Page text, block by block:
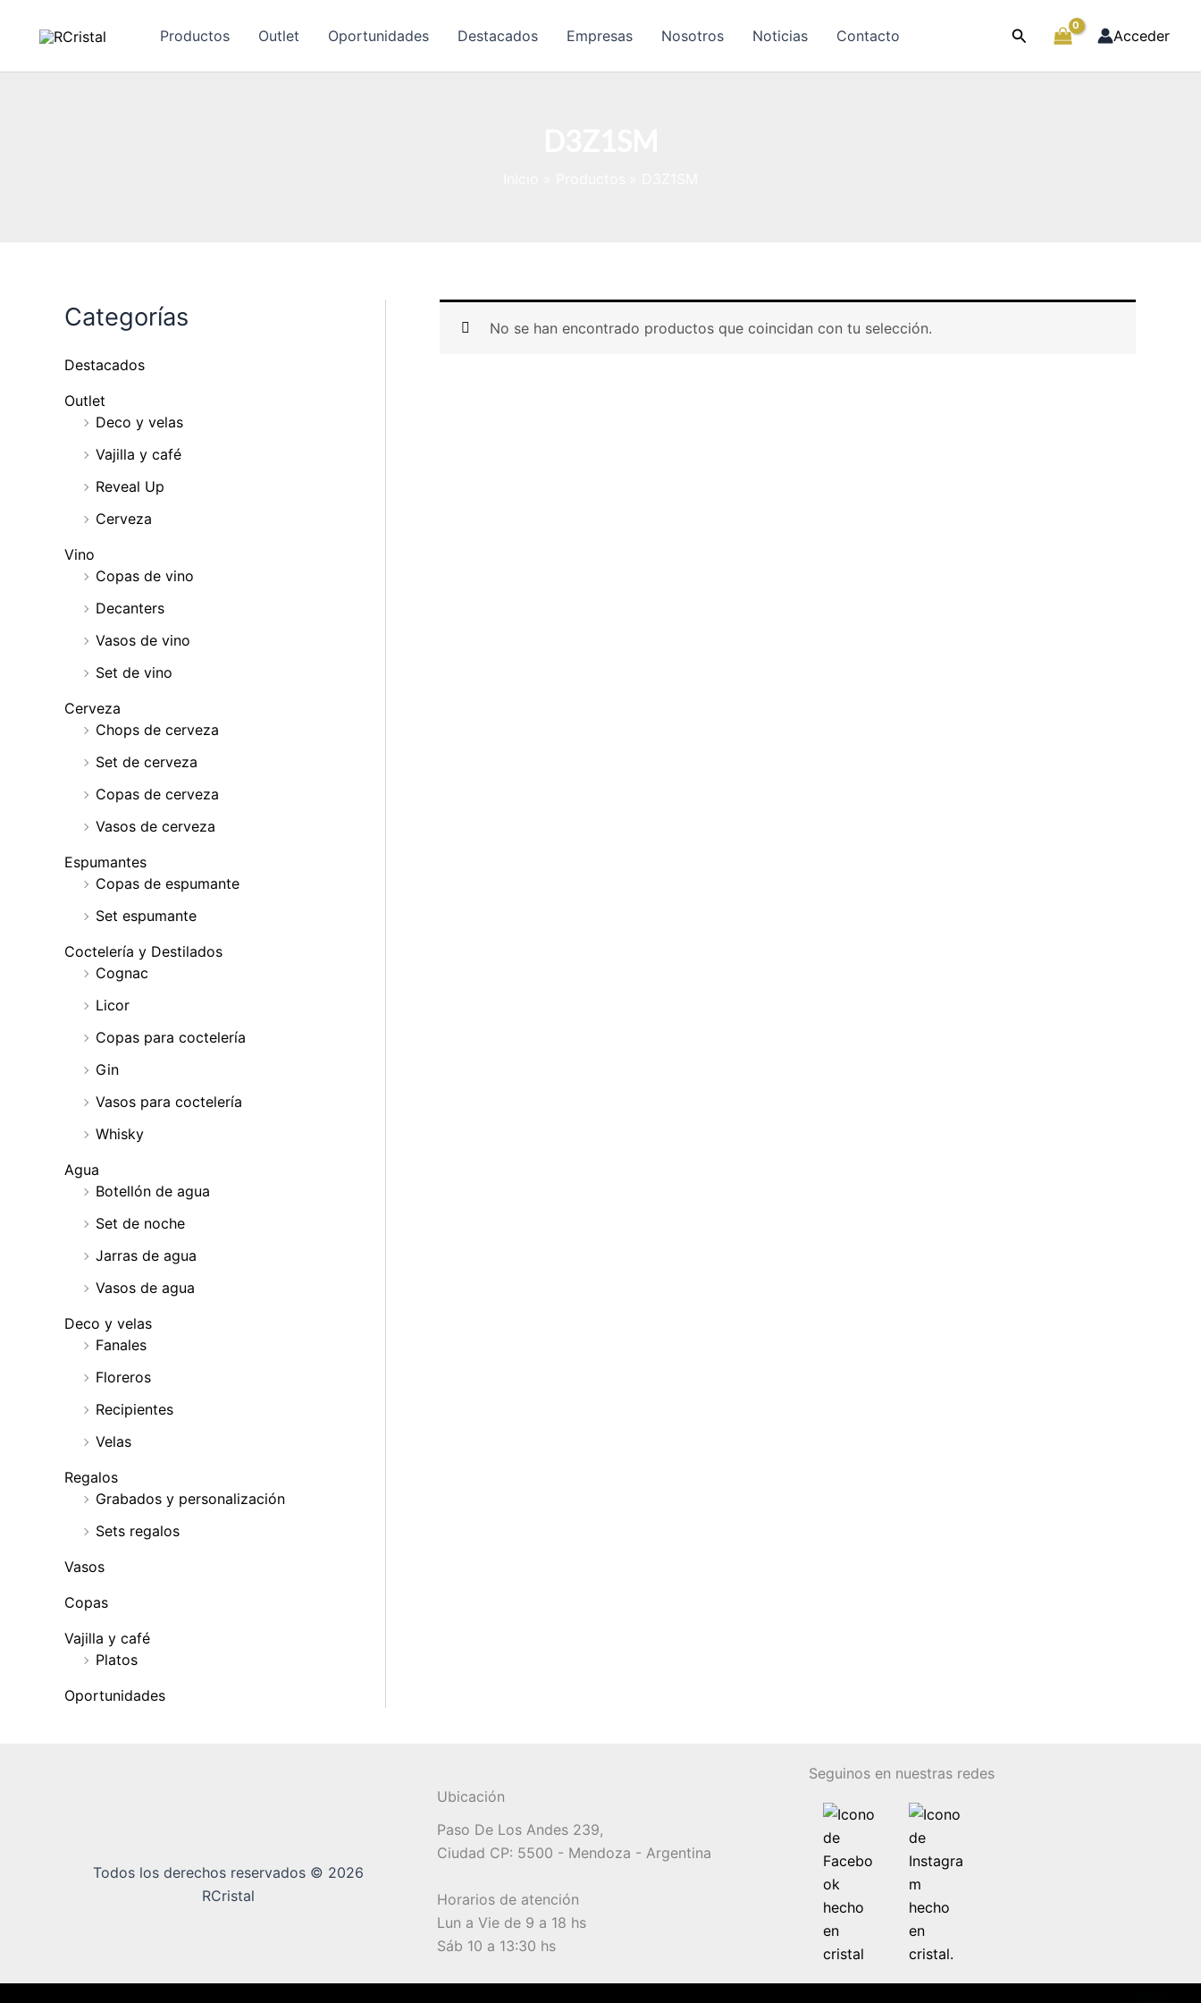
Productos Outlet Oportunidades Destacados Empresas Nosotros Noticias Contacto Buscar Acceder
Categorías
Destacados
Outlet
Deco y velas
Vajilla y café
Reveal Up
Cerveza
Vino
Copas de vino
Decanters
Vasos de vino
Set de vino
Cerveza
Chops de cerveza
Set de cerveza
Copas de cerveza
Vasos de cerveza
Espumantes
Copas de espumante
Set espumante
Coctelería y Destilados
Cognac
Licor
Copas para coctelería
Gin
Vasos para coctelería
Whisky
Agua
Botellón de agua
Set de noche
Jarras de agua
Vasos de agua
Deco y velas
Fanales
Floreros
Recipientes
Velas
Regalos
Grabados y personalización
Sets regalos
Vasos
Copas
Vajilla y café
Platos
Oportunidades
No se han encontrado productos que coincidan con tu selección.
Todos los derechos reservados © 2026
RCristal
Ubicación
Paso De Los Andes 239,
Ciudad CP: 5500 - Mendoza - Argentina
Horarios de atención
Lun a Vie de 9 a 18 hs
Sáb 10 a 13:30 hs
Seguinos en nuestras redes